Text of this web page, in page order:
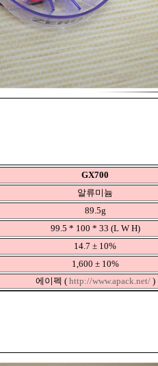
GX700
알류미늄
89.5g
99.5 * 100 * 33 (L W H)
14.7 ± 10%
1,600 ± 10%
에이펙 ( http://www.apack.net/)